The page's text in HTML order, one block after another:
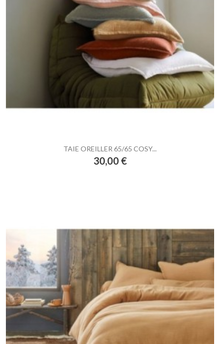
TAIE OREILLER 65/65 COSY...
Prix
30,00 €